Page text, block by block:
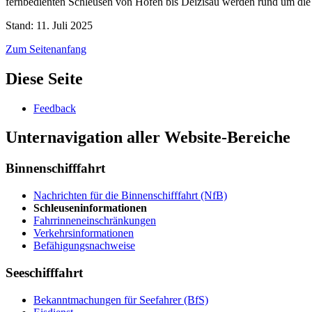
Stand: 11. Juli 2025
Zum Seitenanfang
Diese Seite
Feedback
Unternavigation aller Website-Bereiche
Binnenschifffahrt
Nachrichten für die Binnenschifffahrt (NfB)
Schleuseninformationen
Fahrrinneneinschränkungen
Verkehrsinformationen
Befähigungsnachweise
Seeschifffahrt
Bekanntmachungen für Seefahrer (BfS)